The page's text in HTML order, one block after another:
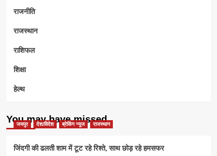
राजनीति
राजस्थान
राशिफल
शिक्षा
हेल्थ
You may have missed
जयपुर देश/विदेश ब्रेकिंग न्यूज राजस्थान
जिंदगी की ढलती शाम में टूट रहे रिश्ते, साथ छोड़ रहे हमसफर